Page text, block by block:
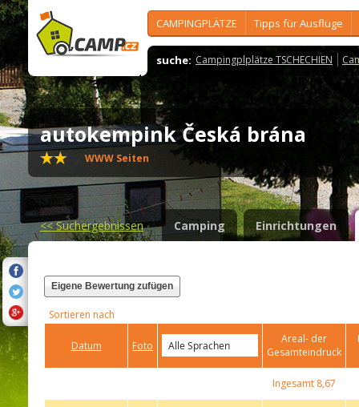
CAMPINGPLÄTZE Tipps für Ausflüge
suche: Campingplplätze TSCHECHIEN
autokempink Česká brána
WWW Seiten
<<Suchergebnissen Camping Einrichtungen
Eigene Bewertung zufügen
Sortieren nach
Datum Foto
Areal- der
Gesamteindruck
Ingesamt 8,67